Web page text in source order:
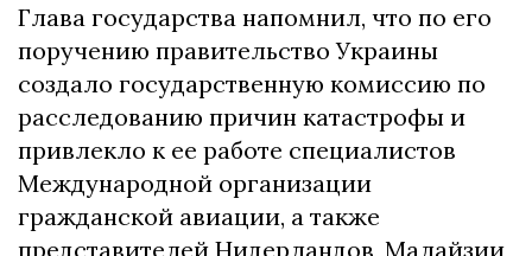
Глава государства напомнил, что по его
поручению правительство Украины
создало государственную комиссию по
расследованию причин катастрофы и
привлекло к ее работе специалистов
Международной организации
гражданской авиации, а также
представителей Нидерландов, Малайзии